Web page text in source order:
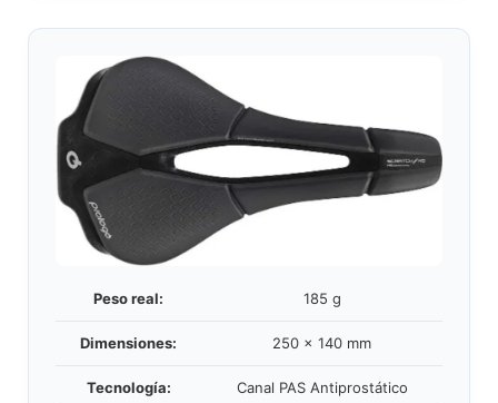
Peso real: 185 g
Dimensiones: 250 x 140 mm
Tecnología: Canal PAS Antiprostático